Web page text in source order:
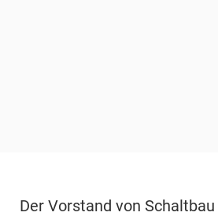
Der Vorstand von